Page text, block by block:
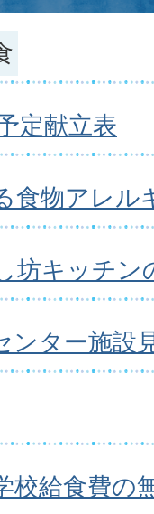
定献立表
食物アレル
坊キッチン
ンター施設
校給食費の